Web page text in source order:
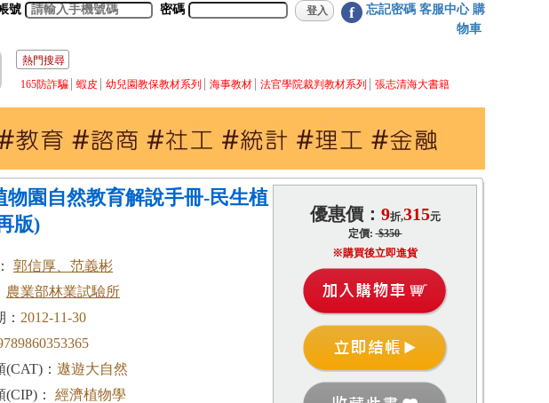
號 密碼 f 忘記密碼 客服中心 購
物車
熱門搜尋
165防詐騙
蝦皮 幼兒園教保教材系列 海事教材 法官學院裁判教材系列 張志清海大書籍
物園自然教育解說手冊-民生植
版)
郭信厚、范義彬
農業部林業試驗所
2012-11-30
： 遨遊大自然
：
經濟植物學
優惠價： 9折,315元
定價:$350
※購買後立即進貨